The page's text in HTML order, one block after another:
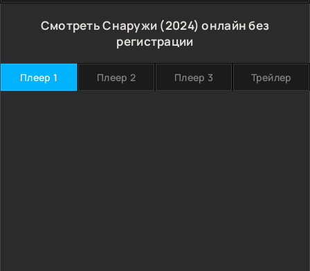
Смотреть Снаружи (2024) онлайн без
регистрации
Плеер 1 Плеер 2 Плеер 3 Трейлер